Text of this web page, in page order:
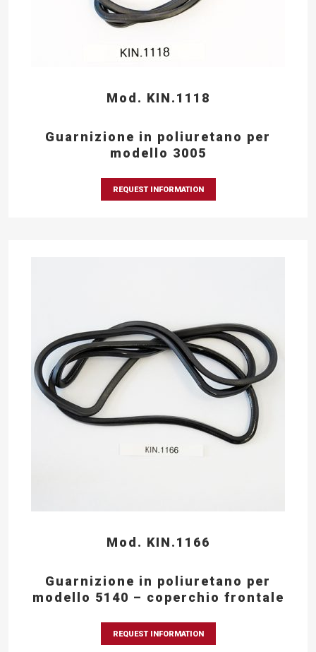
Mod. KIN.1118
Guarnizione in poliuretano per
modello 3005
REQUEST INFORMATION
Mod. KIN.1166
Guarnizione in poliuretano per
modello 5140 – coperchio frontale
REQUEST INFORMATION